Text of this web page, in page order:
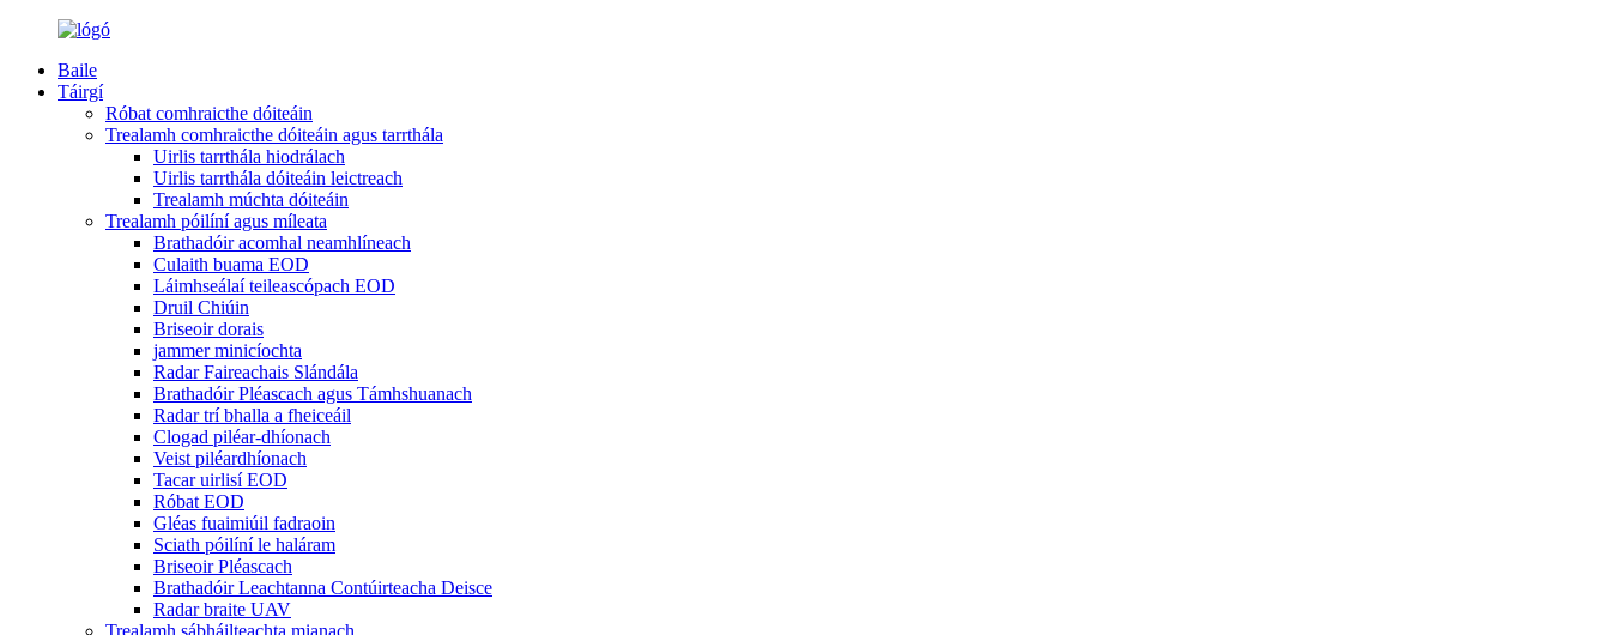
Baile
Táirgí
Róbat comhraicthe dóiteáin
Trealamh comhraicthe dóiteáin agus tarrthála
Uirlis tarrthála hiodrálach
Uirlis tarrthála dóiteáin leictreach
Trealamh múchta dóiteáin
Trealamh póilíní agus míleata
Brathadóir acomhal neamhlíneach
Culaith buama EOD
Láimhseálaí teileascópach EOD
Druil Chiúin
Briseoir dorais
jammer minicíochta
Radar Faireachais Slándála
Brathadóir Pléascach agus Támhshuanach
Radar trí bhalla a fheiceáil
Clogad piléar-dhíonach
Veist piléardhíonach
Tacar uirlisí EOD
Róbat EOD
Gléas fuaimiúil fadraoin
Sciath póilíní le haláram
Briseoir Pléascach
Brathadóir Leachtanna Contúirteacha Deisce
Radar braite UAV
Trealamh sábháilteachta mianach